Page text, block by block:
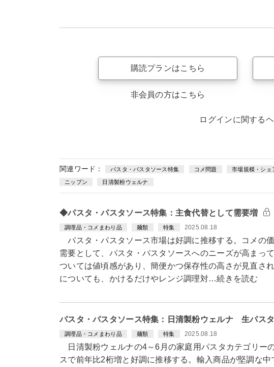
購読プランはこちら
非会員の方はこちら
ログインに関する
関連ワード： パスタ・パスタソース特集 コメ問題 市場規模・シェ
ニップン 日清製粉ウェルナ
◆パスタ・パスタソース特集：主食代替として需要増
調理品・コメまわり品 麺類 特集 2025.08.18
パスタ・パスタソース市場は好調に推移する。コメの
需要として、パスタ・パスタソースへのニーズが高まっ
ついては値頃感があり、簡便かつ保存性の高さが見直さ
についても、かけるだけやレンジ調理対…続きを読む
パスタ・パスタソース特集：日清製粉ウェルナ 生パス
調理品・コメまわり品 麺類 特集 2025.08.18
日清製粉ウェルナの4～6月の家庭用パスタカテゴリー
スで前年比2桁増と好調に推移する。輸入商品が堅調な